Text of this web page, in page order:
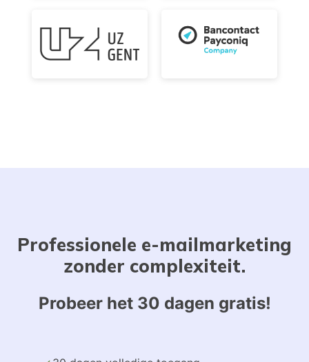
Professionele e-mailmarketing
zonder complexiteit.
Probeer het 30 dagen gratis!